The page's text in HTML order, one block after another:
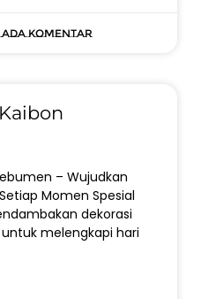
ada komentar
– Wujudkan
Momen Spesial
dekorasi
melengkapi hari